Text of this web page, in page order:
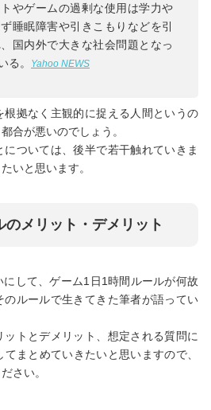
やゲームの過剰な使用は学力や
睡眠障害や引きこもりなどを引
国内外で大きな社会問題となっ
る。
Yahoo NEWS
拠なく主観的に捉える人間というの
合が悪いのでしょう。
ついては、後半で若干触れていきま
いと思います。
メリット・デメリット
して、ゲーム1日1時間ルールが何故
ルールで生きてきた筆者が語ってい
トとデメリット、想定される質問に
まとめていきたいと思いますので、
さい。